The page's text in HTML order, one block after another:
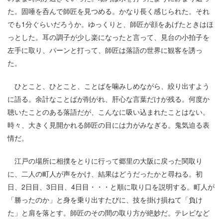
た。固唾を呑んで師匠を見つめる。かなり長く感じられた。それ
でも1分ぐらいだろうか。ゆっくりと、師匠が顔をあげたときはほ
っとした。耳の調子が少し楽になったと言って、見台の小拍子を
左手に取り、パーンと打って、師匠は落語の世界に観客を誘っ
た。
ひとこと、ひとこと、ことばを噛みしめながら、絞り出すよう
に語る。余計なことばが削がれ、肝心な言葉だけが残る。何度か
聴いたことのある落語だが、こんなに吸い込まれたことはない。
時々、大きく見開かれる師匠の目には力がみなぎる。鬼気迫る表
情だ。
江戸の場所に相撲をとりに行って郷里の大阪に戻った関取り
に、二人の町人が声をかけ、結果はどうだったかと尋ねる。初
日、2日目、3日目、4日目・・・と順に取り口を説明する。町人が
「勝ったのか」と身を乗り出すたびに、技を掛け損ねて「負け
た」と肩を落とす。師匠のその間の取り方が絶妙だ。テレビなど